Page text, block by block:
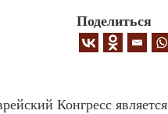
Поделиться
Конгресс является